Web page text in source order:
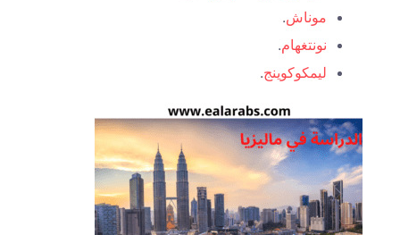
موناش.
نونتغهام.
ليمكوكوينج.